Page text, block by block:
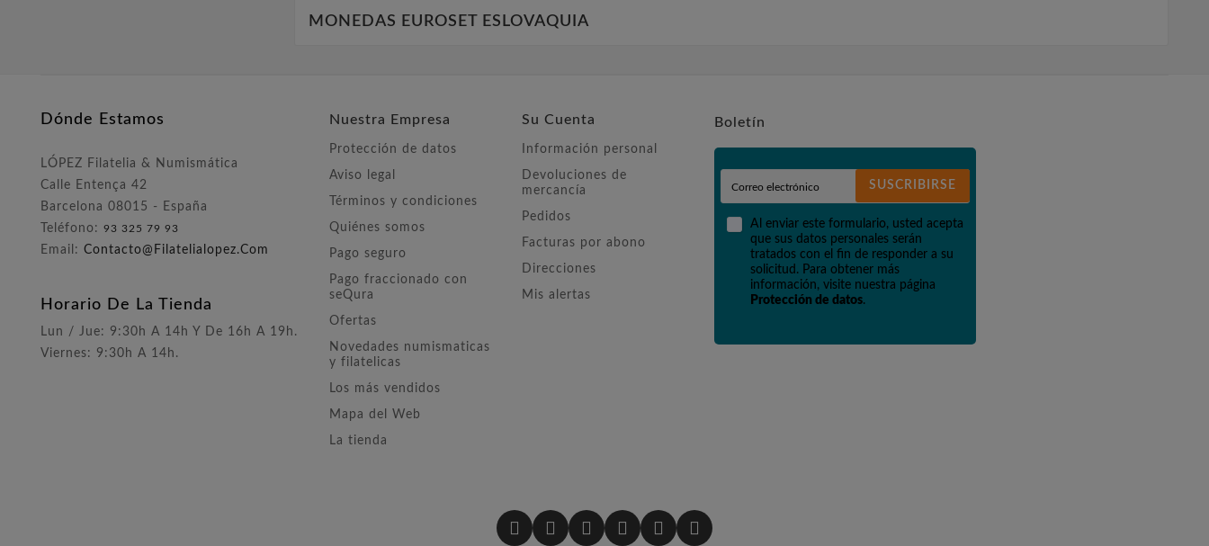
MONEDAS EUROSET ESLOVAQUIA
Dónde Estamos
LÓPEZ Filatelia & Numismática
Calle Entença 42
Barcelona 08015 - España
Teléfono: 93 325 79 93
Email: Contacto@filatelialopez.com
Horario De La Tienda
Lun / Jue: 9:30h A 14h Y De 16h A 19h.
Viernes: 9:30h A 14h.
Nuestra Empresa
Protección de datos
Aviso legal
Términos y condiciones
Quiénes somos
Pago seguro
Pago fraccionado con
seQura
Ofertas
Novedades numismaticas
y filatelicas
Los más vendidos
Mapa del Web
La tienda
Su Cuenta
Información personal
Devoluciones de
mercancía
Pedidos
Facturas por abono
Direcciones
Mis alertas
Boletín
SUSCRIBIRSE
Al enviar este formulario, usted acepta
que sus datos personales serán
tratados con el fin de responder a su
solicitud. Para obtener más
información, visite nuestra página
Protección de datos.